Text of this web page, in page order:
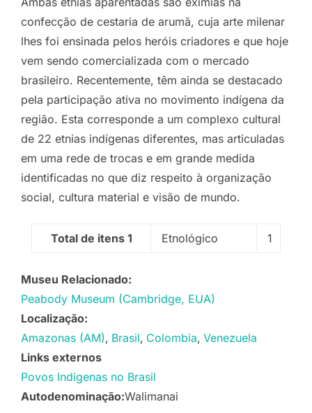
confecção de cestaria de arumã, cuja arte milenar
lhes foi ensinada pelos heróis criadores e que hoje
vem sendo comercializada com o mercado
brasileiro. Recentemente, têm ainda se destacado
pela participação ativa no movimento indígena da
região. Esta corresponde a um complexo cultural
de 22 etnias indígenas diferentes, mas articuladas
em uma rede de trocas e em grande medida
identificadas no que diz respeito à organização
social, cultura material e visão de mundo.
Total de itens 1 Etnológico 1
Museu Relacionado:
Peabody Museum (Cambridge, EUA)
Localização:
Amazonas (AM) Brasil Colombia Venezuela
Links externos
Povos Indigenas no Brasil
Autodenominação:Walimanai